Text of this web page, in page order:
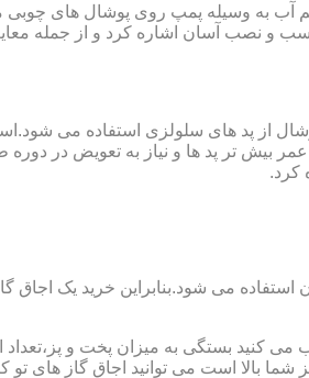
آب به وسیله پمپ روی پوشال های
نصب آسان اشاره کرد و از جمله
از پد های سلولزی استفاده می
تر پد ها و نیاز به تعویض در دوره
کرد.
می شود.بنابراین خرید یک اجاق
می کنید بستگی به میزان پخت و
بالا است می توانید اجاق گاز های تو